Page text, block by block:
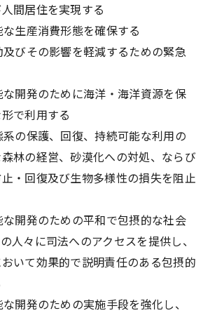
間居住を実現する
生産消費形態を確保する
びその影響を軽減するための緊急
開発のために海洋・海洋資源を保
で利用する
の保護、回復、持続可能な利用の
林の経営、砂漠化への対処、ならび
・回復及び生物多様性の損失を阻止
開発のための平和で包摂的な社会
人々に司法へのアクセスを提供し、
いて効果的で説明責任のある包摂的
開発のための実施手段を強化し、